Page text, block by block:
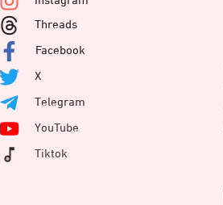
Threads
Facebook
X
Telegram
YouTube
Tiktok